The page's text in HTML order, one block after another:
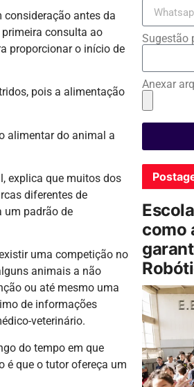
consideração antes da
consulta ao
proporcionar o início de
pois a alimentação
alimentar do animal a
explica que muitos dos
diferentes de
um padrão de
uma competição no
animais a não
ou até mesmo uma
de informações
veterinário.
do tempo em que
é que o tutor ofereça um
Sugestão
Anexar
como